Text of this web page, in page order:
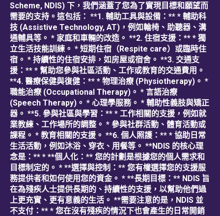
Scheme, NDIS) 下，我們涵蓋了您為了實現目標和願望而
需要的支持。這包括： **1. 輔助工具與設備：** * 輔助科
技 (Assistive Technology, AT)，例如輪椅、助聽器、溝
通輔具等。 * 家庭和車輛的改造。 **2. 住宿支援：** * 獨
立生活技能訓練。 * 短期住宿（Respite care）或臨時住
宿。 * 持續性的住宿安排，如房屋或宿舍。 **3. 交通支
援：** * 幫助您參與社區活動、工作或教育的交通費用。
**4. 醫療保健與復健：** * 物理治療 (Physiotherapy)。 *
職能治療 (Occupational Therapy)。 * 言語治療
(Speech Therapy)。 * 心理學服務。 * 輔助性義肢與矯正
器。 **5. 參與社區與學習：** * 工作相關的支援，例如就
業教練、工作場所的調整。 * 參與社群活動、體育活動或
課程。 * 教育相關的支援。 **6. 個人照護：** * 協助日常
生活活動，例如沐浴、穿衣、用餐等。 **NDIS 的核心理
念是：** * **個人化：** 您的計劃是根據您的個人需求和
目標制定的。 * **選擇與控制：** 您有權選擇您的支援服
務提供者和如何使用您的資金。 * **長期目標：** NDIS 旨
在為殘疾人士提供長期的、持續性的支援，以幫助他們過
上更充實、更有意義的生活。 **需要注意的是，NDIS 並
不支付：** * 您在沒有殘疾的情況下也會產生的日常開銷